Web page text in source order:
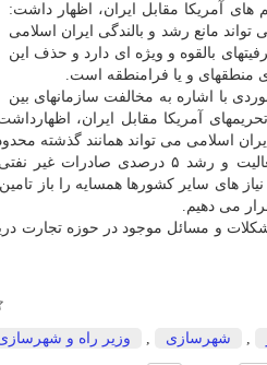
های آمریكا مقابل ایران، اظهار داشت:
مانع رشد و بالندگی ایران اسلامی
بالقوه و ویژه ای دارد و حذف این
منطقهای و یا فرامنطقه است.
با اشاره به مخالفت سازمانهای بین
آمریكا مقابل ایران،
ایران اسلامی می تواند همانند گذشته
راستاد افزود: روند توسعه،
های سایر كشورها همسایه را باز
می دهیم.
و مسائل موجود در حوزه تجارت
شهرسازی وزیر راه و